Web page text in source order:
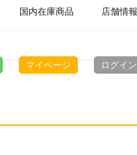
マイページ ログイン